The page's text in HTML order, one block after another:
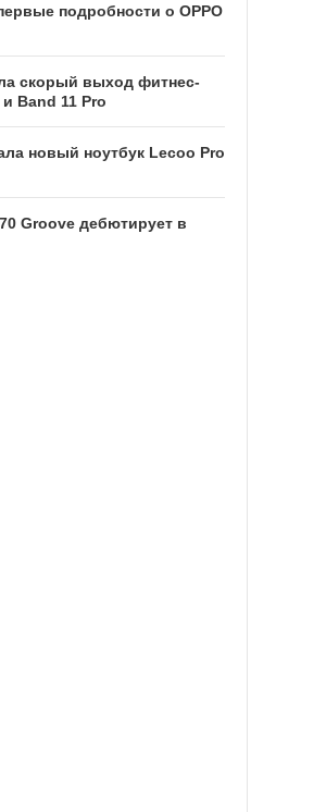
подробности о OPPO
скорый выход фитнес-
Band 11 Pro
новый ноутбук Lecoo Pro
Groove дебютирует в